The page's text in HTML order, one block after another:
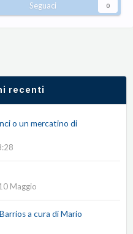
Seguaci 0
recenti
o un mercatino di
Maggio
a cura di Mario